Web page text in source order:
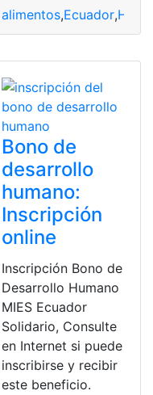
alimentos,Ecuador,
Bono de
desarrollo
humano:
Inscripción
online
Inscripción Bono de
Desarrollo Humano
MIES Ecuador
Solidario, Consulte
en Internet si puede
inscribirse y recibir
este beneficio.